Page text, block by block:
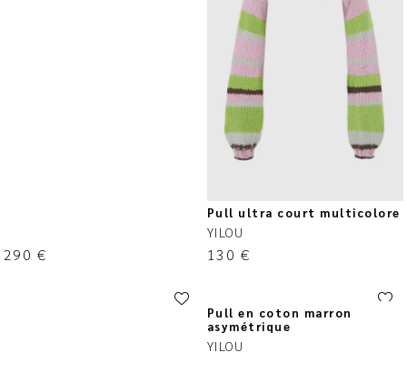
290 €
Pull ultra court multicolore
YILOU
130 €
Pull en coton marron
asymétrique
YILOU